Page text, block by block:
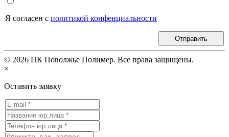
Я согласен с политикой конфенциальности
Отправить
© 2026 ПК Поволжье Полимер. Все права защищены.
×
Оставить заявку